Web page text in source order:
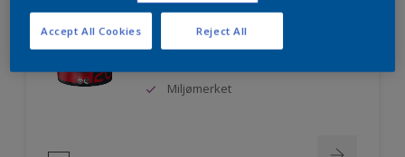
Veggmaling med god dekkevne
Utviklet av og for profesjonelle
Miljømerket
Reject All
Accept All Cookies